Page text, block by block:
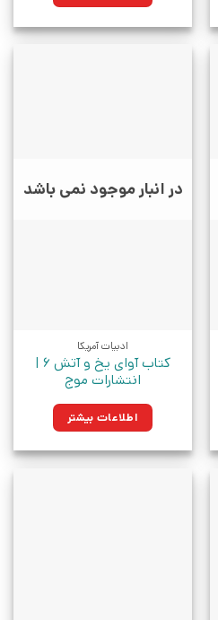
در انبار موجود نمی باشد
ادبیات آمریکا
کتاب آوای یخ و آتش 6 |
انتشارات موج
اطلاعات بیشتر